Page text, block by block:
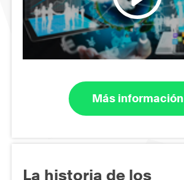
Más información
La historia de los